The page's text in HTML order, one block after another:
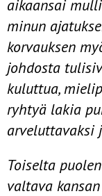
aikaansai
minun
korvauksen
johdosta
kuluttua,
ryhtyä lakia
arveluttavaksi
Toiselta
valtava